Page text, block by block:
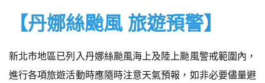
【丹娜絲颱風 旅遊預警】
新北市地區已列入丹娜絲颱風海上及陸上颱風警戒範圍內，
進行各項旅遊活動時應隨時注意天氣預報，如非必要儘量避